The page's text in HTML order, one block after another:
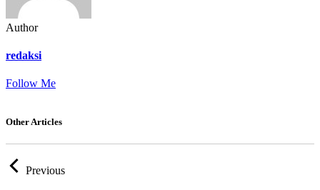
Author
redaksi
Follow Me
Other Articles
Previous